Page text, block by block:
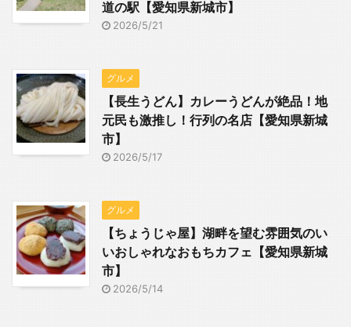
道の駅【愛知県新城市】
2026/5/21
グルメ
【長生うどん】カレーうどんが絶品！地
元民も激推し！行列の名店【愛知県新城
市】
2026/5/17
グルメ
【ちょうじゃ屋】湖畔を望む雰囲気のい
いおしゃれなおもちカフェ【愛知県新城
市】
2026/5/14